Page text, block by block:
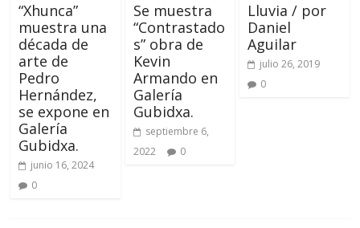
“Xhunca”
muestra una
década de
arte de
Pedro
Hernández,
se expone en
Galería
Gubidxa.
junio 16, 2024
0
Se muestra
“Contrastado
s” obra de
Kevin
Armando en
Galería
Gubidxa.
septiembre 6,
2022
0
Lluvia / por
Daniel
Aguilar
julio 26, 2019
0